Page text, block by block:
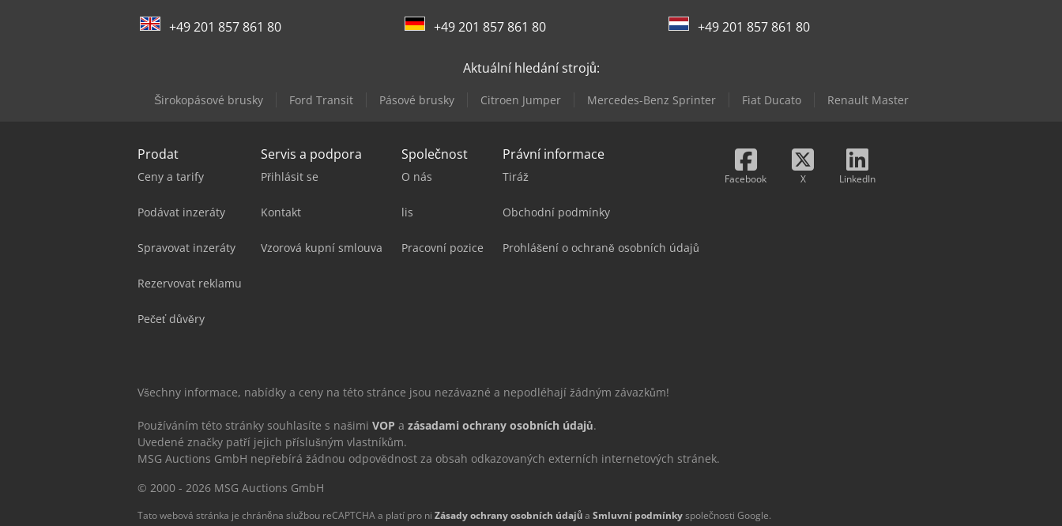
+49 201 857 861 80 +49 201 857 861 80 +49 201 857 861 80
Aktuální hledání strojů:
Širokopásové brusky Ford Transit Pásové brusky Citroen Jumper Mercedes-Benz Sprinter Fiat Ducato Renault Master
Prodat
Ceny a tarify
Podávat inzeráty
Spravovat inzeráty
Rezervovat reklamu
Pečeť důvěry
Servis a podpora
Přihlásit se
Kontakt
Vzorová kupní smlouva
Společnost
O nás
lis
Pracovní pozice
Právní informace
Tiráž
Obchodní podmínky
Prohlášení o ochraně osobních údajů
Facebook X LinkedIn
Všechny informace, nabídky a ceny na této stránce jsou nezávazné a nepodléhají žádným závazkům!
Používáním této stránky souhlasíte s našimi VOP a zásadami ochrany osobních údajů.
Uvedené značky patří jejich příslušným vlastníkům.
MSG Auctions GmbH nepřebírá žádnou odpovědnost za obsah odkazovaných externích internetových stránek.
© 2000 - 2026 MSG Auctions GmbH
Tato webová stránka je chráněna službou reCAPTCHA a platí pro ni Zásady ochrany osobních údajůa Smluvní podmínkyspolečnosti Google.